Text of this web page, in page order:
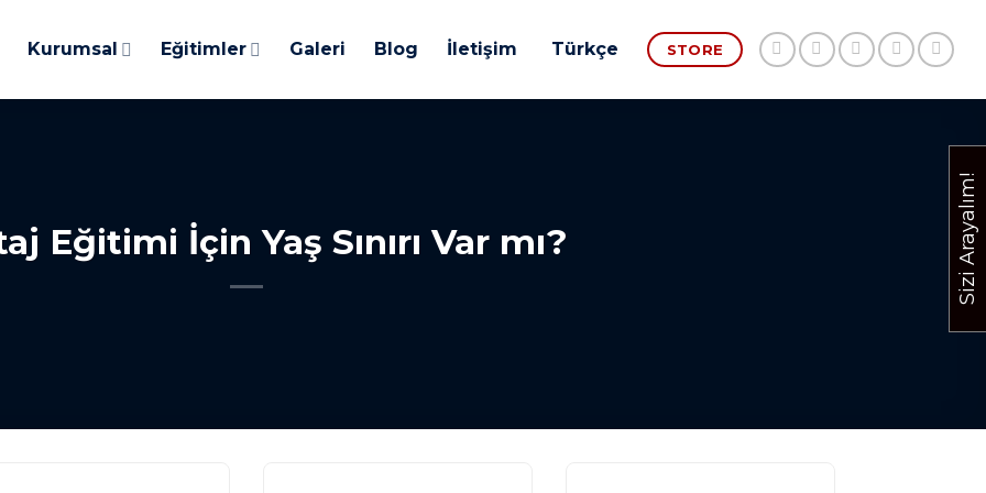
Kurumsal Eğitimler Galeri Blog İletişim Türkçe STORE
Eğitimi İçin Yaş Sınırı Var mı? Sizi Arayalım!